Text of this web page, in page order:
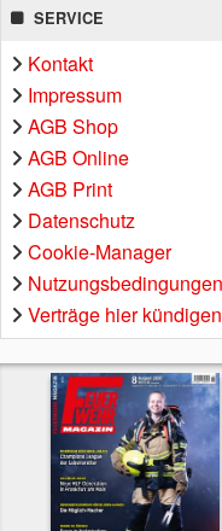
SERVICE
Kontakt
Impressum
AGB Shop
AGB Online
AGB Print
Datenschutz
Cookie-Manager
Nutzungsbedingungen
Verträge hier kündigen